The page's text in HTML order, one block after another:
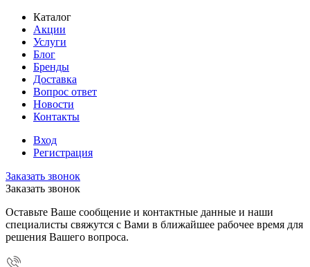
Каталог
Акции
Услуги
Блог
Бренды
Доставка
Вопрос ответ
Новости
Контакты
Вход
Регистрация
Заказать звонок
Заказать звонок
Оставьте Ваше сообщение и контактные данные и наши
специалисты свяжутся с Вами в ближайшее рабочее время для
решения Вашего вопроса.